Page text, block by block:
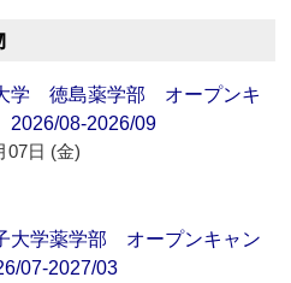
学 徳島薬学部 オープンキ
08-2026/09
07日 (金)
大学薬学部 オープンキャン
07-2027/03